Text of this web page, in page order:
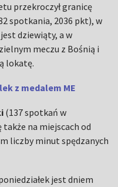
przekroczył granicę
spotkania, 2036 pkt), w
dziewiąty, a w
meczu z Bośnią i
lokatę.
z medalem ME
(137 spotkań w
na miejscach od
liczby minut spędzanych
jest dniem